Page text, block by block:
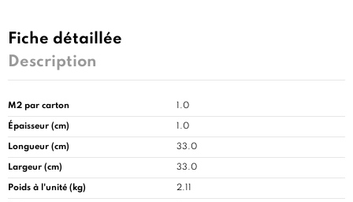
Fiche détaillée
Description
M2 par carton 1.0
Épaisseur (cm) 1.0
Longueur (cm) 33.0
Largeur (cm) 33.0
Poids à l'unité (kg) 2.11